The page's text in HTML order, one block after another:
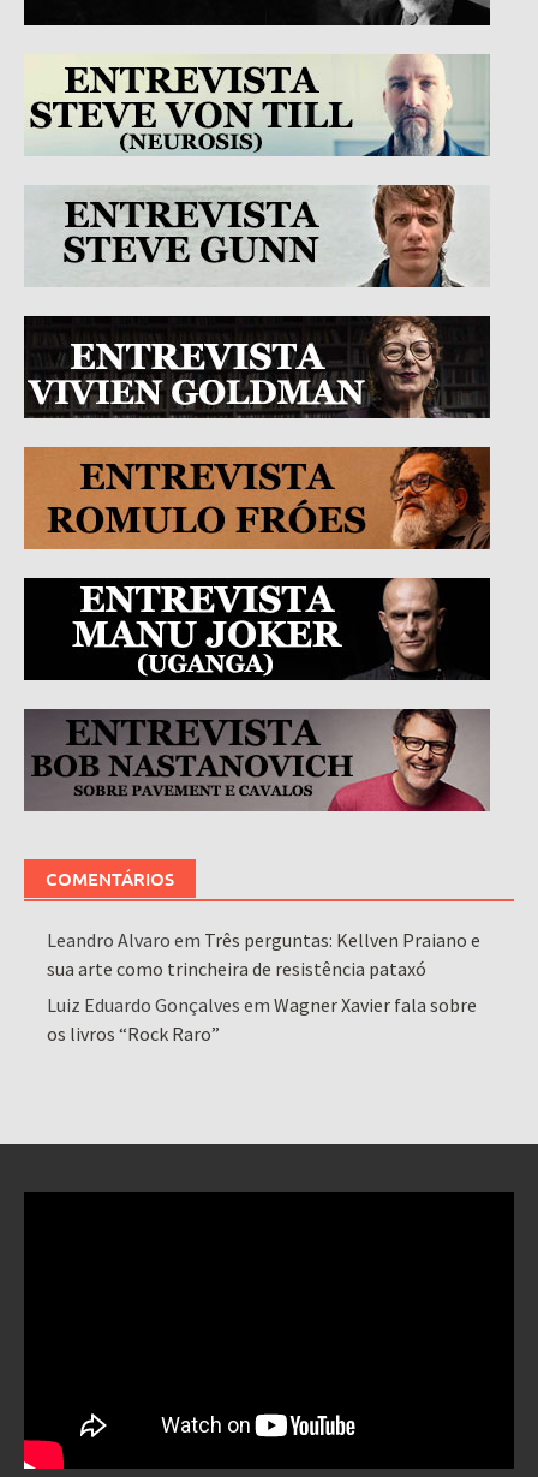
COMENTÁRIOS
Leandro Alvaro em Três perguntas: Kellven Praiano e
sua arte como trincheira de resistência pataxó
Luiz Eduardo Gonçalves emWagner Xavier fala sobre
os livros “Rock Raro”